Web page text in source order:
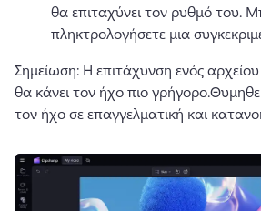
θα επιταχύνει τον ρυθμό του.
πληκτρολογήσετε μια
Σημείωση: Η επιτάχυνση ενός
θα κάνει τον ήχο πιο γρήγορο.
τον ήχο σε επαγγελματική και